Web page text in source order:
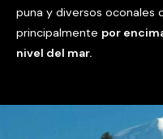
puna y diversos oconales
principalmente por
nivel del mar.